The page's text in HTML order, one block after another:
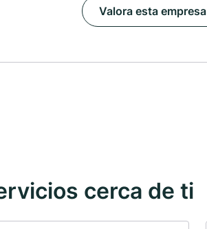
Valora esta empresa
cerca de ti